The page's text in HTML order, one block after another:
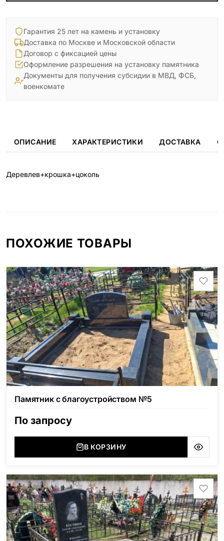
Гарантия 25 лет на камень и установку
Доставка по Москве и Московской области
Договор с фиксацией цены
Оформление разрешения на установку памятника
Документы для получения субсидии в МВД, ФСБ,
военкомате
ОПИСАНИЕ ХАРАКТЕРИСТИКИ ДОСТАВКА
Деревлев+крошка+цоколь
ПОХОЖИЕ ТОВАРЫ
Памятник с благоустройством №5
По запросу
В КОРЗИНУ